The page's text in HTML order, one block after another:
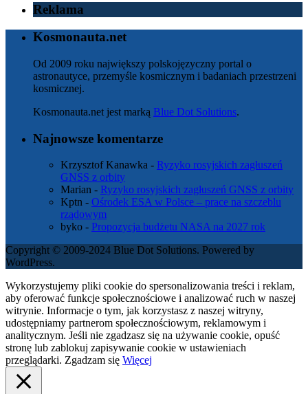
Reklama
Kosmonauta.net
Od 2009 roku największy polskojęzyczny portal o
astronautyce, przemyśle kosmicznym i badaniach przestrzeni
kosmicznej.
Kosmonauta.net jest marką Blue Dot Solutions.
Najnowsze komentarze
Krzysztof Kanawka - Ryzyko rosyjskich zagłuszeń
GNSS z orbity
Marian - Ryzyko rosyjskich zagłuszeń GNSS z orbity
Kptn - Ośrodek ESA w Polsce – prace na szczeblu
rządowym
byko - Propozycja budżetu NASA na 2027 rok
Copyright © 2009-2024 Blue Dot Solutions. Powered by
WordPress.
Wykorzystujemy pliki cookie do spersonalizowania treści i reklam,
aby oferować funkcje społecznościowe i analizować ruch w naszej
witrynie. Informacje o tym, jak korzystasz z naszej witryny,
udostępniamy partnerom społecznościowym, reklamowym i
analitycznym. Jeśli nie zgadzasz się na używanie cookie, opuść
stronę lub zablokuj zapisywanie cookie w ustawieniach
przeglądarki. Zgadzam się Więcej